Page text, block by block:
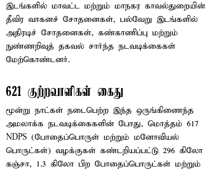
இடங்களில் மாவட்ட மற்றும் மாநகர காவல்துறையின்
தீவிர வாகனச் சோதனைகள், பல்வேறு இடங்களில்
அதிரடிச் சோதனைகள், கண்காணிப்பு மற்றும்
நுண்ணறிவுத் தகவல் சார்ந்த நடவடிக்கைகள்
மேற்கொண்டனர்.
621 குற்றவாளிகள் கைது
மூன்று நாட்கள் நடைபெற்ற இந்த ஒருங்கிணைந்த
அமலாக்க நடவடிக்கைகளின் போது, மொத்தம் 617
NDPS (போதைப்பொருள் மற்றும் மனோவியல்
பொருட்கள்) வழக்குகள் கண்டறியப்பட்டு 296 கிலோ
கஞ்சா, 1.3 கிலோ பிற போதைப்பொருட்கள் மற்றும்